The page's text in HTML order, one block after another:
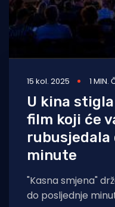
15 kol. 2025 1 MIN.
U kina
film koji će
rubusjedala
minute
"Kasna smjena"
do posljednje